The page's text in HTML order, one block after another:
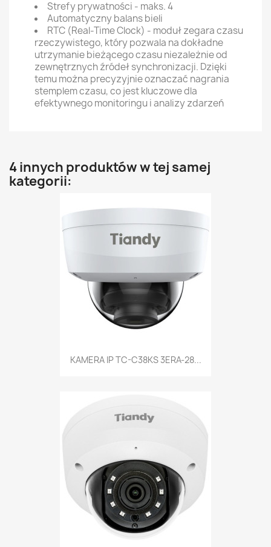
Strefy prywatności - maks. 4
Automatyczny balans bieli
RTC (Real-Time Clock) - moduł zegara czasu
rzeczywistego, który pozwala na dokładne
utrzymanie bieżącego czasu niezależnie od
zewnętrznych źródeł synchronizacji. Dzięki
temu można precyzyjnie oznaczać nagrania
stemplem czasu, co jest kluczowe dla
efektywnego monitoringu i analizy zdarzeń
4 innych produktów w tej samej
kategorii:
KAMERA IP TC-C38KS 3ERA-28...